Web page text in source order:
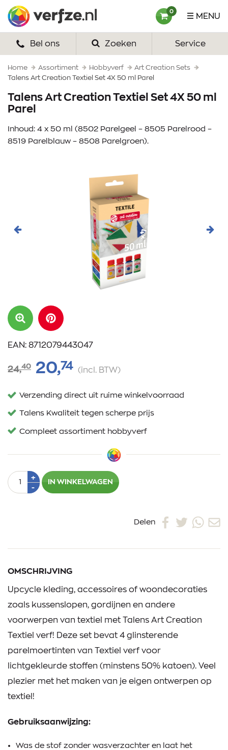
naar
content
MENU
0
HOME
VERF
VERFSETS
TEKENEN
VERFSPULLEN
Bel ons Zoeken Service
Home Assortiment Hobbyverf
Art Creation Sets
Talens Art Creation Textiel Set 4X 50 ml Parel
Talens Art Creation Textiel Set 4X 50 ml
Parel
Inhoud: 4 x 50 ml (8502 Parelgeel – 8505 Parelrood –
8519 Parelblauw – 8508 Parelgroen).
Vorige
EAN: 8712079443047
24,40 20,74 (incl. BTW)
Verzending direct uit ruime winkelvoorraad
Talens Kwaliteit tegen scherpe prijs
Compleet assortiment hobbyverf
Aantal+Plus
-Min
IN WINKELWAGEN
Delen
OMSCHRIJVING
Upcycle kleding, accessoires of woondecoraties
zoals kussenslopen, gordijnen en andere
voorwerpen van textiel met Talens Art Creation
Textiel verf! Deze set bevat 4 glinsterende
parelmoertinten van Textiel verf voor
lichtgekleurde stoffen (minstens 50% katoen). Veel
plezier met het maken van je eigen ontwerpen op
textiel!
Gebruiksaanwijzing:
Was de stof zonder wasverzachter en laat het